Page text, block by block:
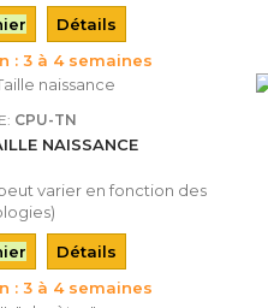
Détails
: 3 à 4 semaines
CPU-TN
NAISSANCE
varier en fonction des
Détails
: 3 à 4 semaines